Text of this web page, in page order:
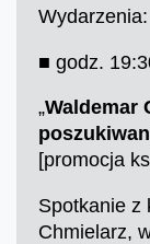
Wydarzenia:
■ godz.
„Waldemar
[promocja
Spotkanie z
Chmielarz,